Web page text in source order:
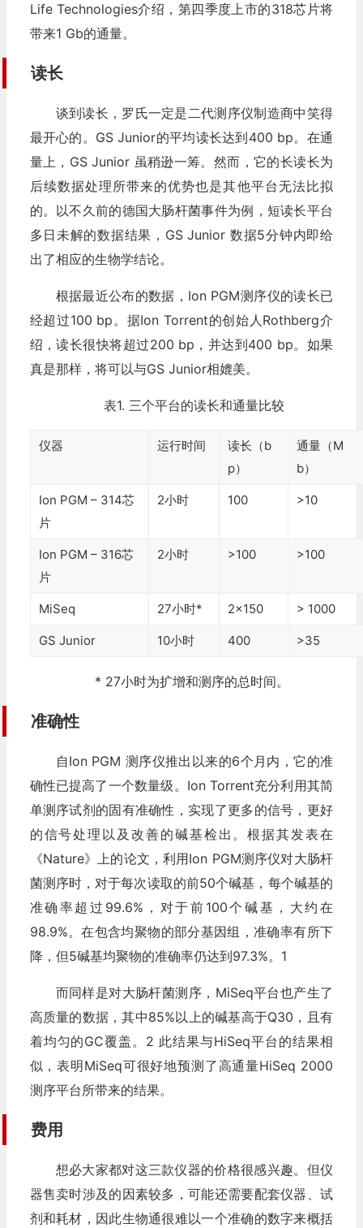
Life Technologies介绍，第四季度上市的318芯片将
带来1 Gb的通量。
读长
谈到读长，罗氏一定是二代测序仪制造商中笑得
最开心的。GS Junior的平均读长达到400 bp。在通
量上，GS Junior 虽稍逊一筹。然而，它的长读长为
后续数据处理所带来的优势也是其他平台无法比拟
的。以不久前的德国大肠杆菌事件为例，短读长平台
多日未解的数据结果，GS Junior 数据5分钟内即给
出了相应的生物学结论。
根据最近公布的数据，Ion PGM测序仪的读长已
经超过100 bp。据Ion Torrent的创始人Rothberg介
绍，读长很快将超过200 bp，并达到400 bp。如果
真是那样，将可以与GS Junior相媲美。
表1. 三个平台的读长和通量比较
仪器 运行时间
读长（b
p）
通量（M
b）
Ion PGM – 314芯
片
2小时 100 >10
Ion PGM – 316芯
片
2小时 >100 >100
MiSeq 27小时* 2×150 > 1000
GS Junior 10小时 400 >35
* 27小时为扩增和测序的总时间。
准确性
自Ion PGM 测序仪推出以来的6个月内，它的准
确性已提高了一个数量级。Ion Torrent充分利用其简
单测序试剂的固有准确性，实现了更多的信号，更好
的信号处理以及改善的碱基检出。根据其发表在
《Nature》上的论文，利用Ion PGM测序仪对大肠杆
菌测序时，对于每次读取的前50个碱基，每个碱基的
准确率超过99.6%，对于前100个碱基，大约在
98.9%。在包含均聚物的部分基因组，准确率有所下
降，但5碱基均聚物的准确率仍达到97.3%。1
而同样是对大肠杆菌测序，MiSeq平台也产生了
高质量的数据，其中85%以上的碱基高于Q30，且有
着均匀的GC覆盖。2 此结果与HiSeq平台的结果相
似，表明MiSeq可很好地预测了高通量HiSeq 2000
测序平台所带来的结果。
费用
想必大家都对这三款仪器的价格很感兴趣。但仪
器售卖时涉及的因素较多，可能还需要配套仪器、试
剂和耗材，因此生物通很难以一个准确的数字来概括